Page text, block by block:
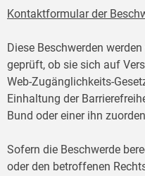
Kontaktformular der
Diese Beschwerden
geprüft, ob sie sich auf
Web-Zugänglichkeits-
Einhaltung der
Bund oder einer ihn
Sofern die Beschwerde
oder den betroffenen